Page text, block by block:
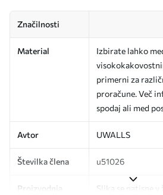
Značilnosti
Material
Izbirate lahko
primerni za
proračune. Več
spodaj ali med
Avtor UWALLS
Številka člena u51026
Proizvodnja
Slika se natisne